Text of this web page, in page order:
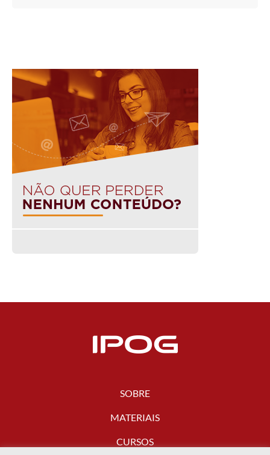
SOBRE
MATERIAIS
CURSOS